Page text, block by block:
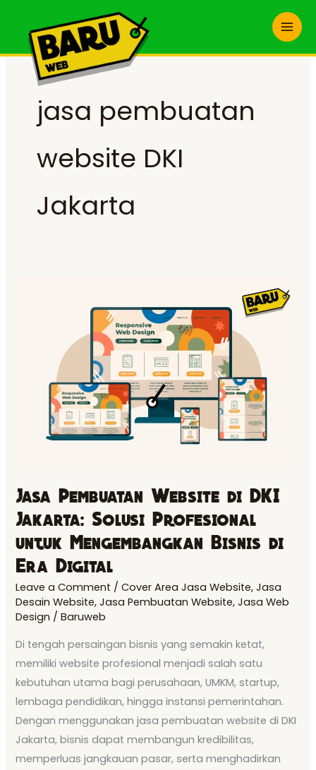
content
jasa pembuatan
website DKI
Jakarta
Jasa Pembuatan Website di DKI
Jakarta: Solusi Profesional
untuk Mengembangkan Bisnis di
Era Digital
Leave a Comment /Cover Area Jasa Website,Jasa
Desain Website,Jasa Pembuatan Website,Jasa Web
Design /Baruweb
Di tengah persaingan bisnis yang semakin ketat,
memiliki website profesional menjadi salah satu
kebutuhan utama bagi perusahaan, UMKM, startup,
lembaga pendidikan, hingga instansi pemerintahan.
Dengan menggunakan jasa pembuatan website di DKI
Jakarta, bisnis dapat membangun kredibilitas,
memperluas jangkauan pasar, serta menghadirkan
Jakarta:
Profesional
di
Era
Digital